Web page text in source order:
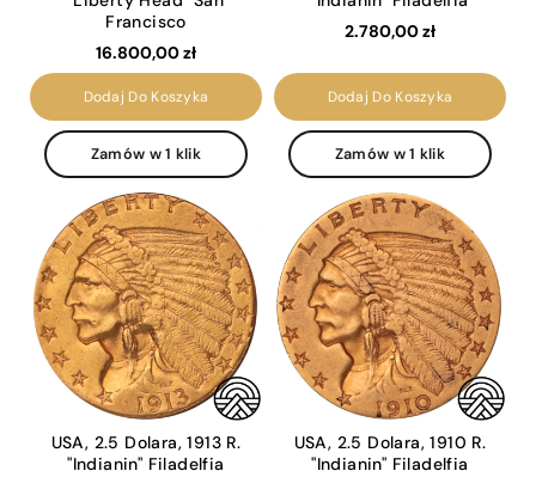
Francisco
16.800,00 zł
Dodaj Do Koszyka
Zamów w 1 klik
2.780,00 zł
Dodaj Do Koszyka
Zamów w 1 klik
USA, 2.5 Dolara, 1913 R.
"Indianin" Filadelfia
USA, 2.5 Dolara, 1910 R.
"Indianin" Filadelfia